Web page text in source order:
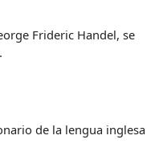
Frideric Handel, se
de la lengua inglesa